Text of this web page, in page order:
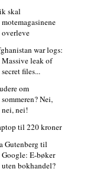
skal
motemagasinene
overleve
war logs:
Massive leak of
secret files...
om
sommeren? Nei,
nei, nei!
til 220 kroner
Gutenberg til
Google: E-bøker
uten bokhandel?